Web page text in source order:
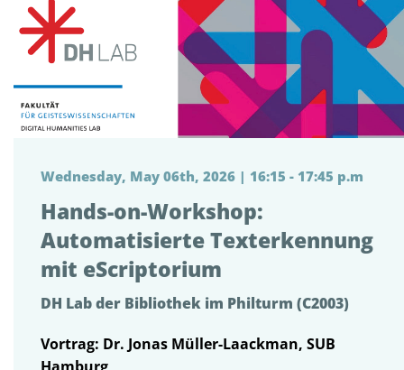
Wednesday, May 06th, 2026 | 16:15 - 17:45 p.m
Hands-on-Workshop:
Automatisierte Texterkennung
mit eScriptorium
DH Lab der Bibliothek im Philturm (C2003)
Vortrag: Dr. Jonas Müller-Laackman, SUB